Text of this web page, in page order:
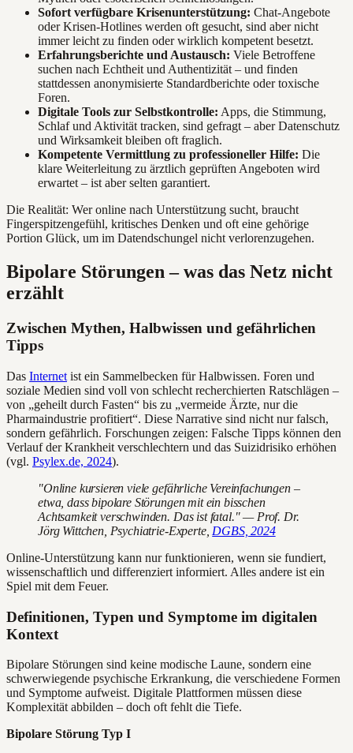
Sofort verfügbare Krisenunterstützung: Chat-Angebote
oder Krisen-Hotlines werden oft gesucht, sind aber nicht
immer leicht zu finden oder wirklich kompetent besetzt.
Erfahrungsberichte und Austausch: Viele Betroffene
suchen nach Echtheit und Authentizität – und finden
stattdessen anonymisierte Standardberichte oder toxische
Foren.
Digitale Tools zur Selbstkontrolle: Apps, die Stimmung,
Schlaf und Aktivität tracken, sind gefragt – aber Datenschutz
und Wirksamkeit bleiben oft fraglich.
Kompetente Vermittlung zu professioneller Hilfe: Die
klare Weiterleitung zu ärztlich geprüften Angeboten wird
erwartet – ist aber selten garantiert.
Die Realität: Wer online nach Unterstützung sucht, braucht
Fingerspitzengefühl, kritisches Denken und oft eine gehörige
Portion Glück, um im Datendschungel nicht verlorenzugehen.
Bipolare Störungen – was das Netz nicht
erzählt
Zwischen Mythen, Halbwissen und gefährlichen
Tipps
Das Internet ist ein Sammelbecken für Halbwissen. Foren und
soziale Medien sind voll von schlecht recherchierten Ratschlägen –
von „geheilt durch Fasten“ bis zu „vermeide Ärzte, nur die
Pharmaindustrie profitiert“. Diese Narrative sind nicht nur falsch,
sondern gefährlich. Forschungen zeigen: Falsche Tipps können den
Verlauf der Krankheit verschlechtern und das Suizidrisiko erhöhen
(vgl. Psylex.de, 2024).
"Online kursieren viele gefährliche Vereinfachungen –
etwa, dass bipolare Störungen mit ein bisschen
Achtsamkeit verschwinden. Das ist fatal." — Prof. Dr.
Jörg Wittchen, Psychiatrie-Experte, DGBS, 2024
Online-Unterstützung kann nur funktionieren, wenn sie fundiert,
wissenschaftlich und differenziert informiert. Alles andere ist ein
Spiel mit dem Feuer.
Definitionen, Typen und Symptome im digitalen
Kontext
Bipolare Störungen sind keine modische Laune, sondern eine
schwerwiegende psychische Erkrankung, die verschiedene Formen
und Symptome aufweist. Digitale Plattformen müssen diese
Komplexität abbilden – doch oft fehlt die Tiefe.
Bipolare Störung Typ I